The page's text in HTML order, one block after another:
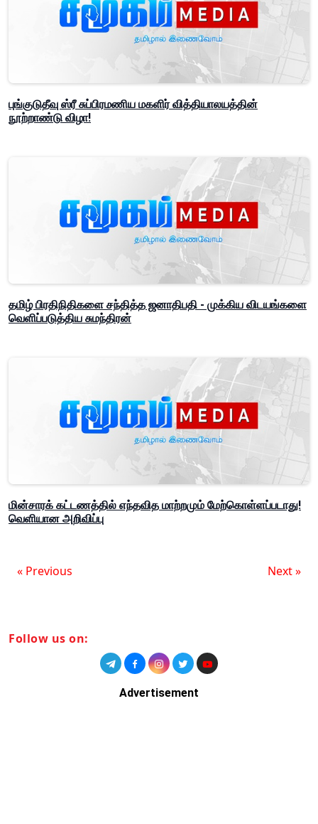
புங்குடுதீவு ஸ்ரீ சுப்பிரமணிய மகளிர் வித்தியாலயத்தின்
நூற்றாண்டு விழா!
தமிழ் பிரதிநிதிகளை சந்தித்த ஜனாதிபதி - முக்கிய விடயங்களை
வெளிப்படுத்திய சுமந்திரன்
மின்சாரக் கட்டணத்தில் எந்தவித மாற்றமும் மேற்கொள்ளப்படாது!
வெளியான அறிவிப்பு
« Previous Next »
Follow us on:
Advertisement